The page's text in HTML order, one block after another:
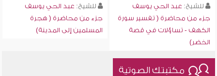
للشيخ: عبد الحي يوسف
جزء من محاضرة ( تفسير سورة
الكهف - تساؤلات في قصة
الخضر)
للشيخ: عبد الحي يوسف
جزء من محاضرة ( هجرة
المسلمين إلى المدينة)
مكتبتك الصوتية